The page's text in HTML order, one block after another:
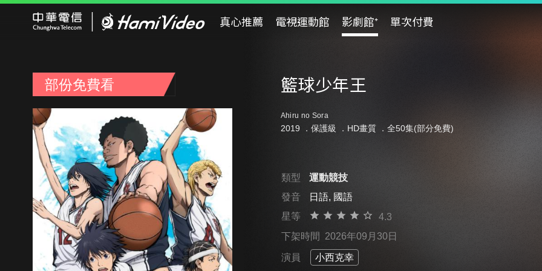
真心推薦 電視運動館 影劇館⁺ 單次付費
部份免費看 籃球少年王
Ahiru no Sora
2019 ． 保護級 ．HD畫質 ．全50集(部分免費)
類型
運動競技
發音
日語, 國語
星等
4.3
下架時間 2026年09月30日
演員 小西克幸